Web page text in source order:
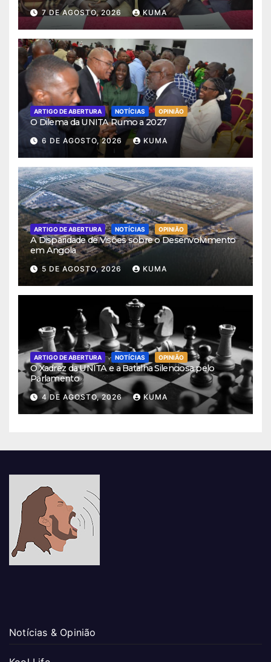
7 DE AGOSTO, 2026 KUMA
ARTIGO DE ABERTURA NOTÍCIAS OPINIÃO
O Dilema da UNITA Rumo a 2027
6 DE AGOSTO, 2026 KUMA
ARTIGO DE ABERTURA NOTÍCIAS OPINIÃO
A Disparidade de Visões sobre o Desenvolvimento
em Angola
5 DE AGOSTO, 2026 KUMA
ARTIGO DE ABERTURA NOTÍCIAS OPINIÃO
O Xadrez da UNITA e a Batalha Silenciosa pelo
Parlamento
4 DE AGOSTO, 2026 KUMA
Notícias & Opinião